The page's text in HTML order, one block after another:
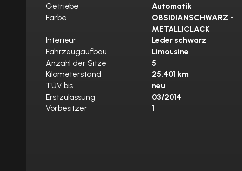
Getriebe
Automatik
Farbe
OBSIDIANSCHWARZ -
METALLICLACK
Interieur
Leder schwarz
Fahrzeugaufbau
Limousine
Anzahl der Sitze
5
Kilometerstand
25.401 km
TÜV bis
neu
Erstzulassung
03/2014
Vorbesitzer
1